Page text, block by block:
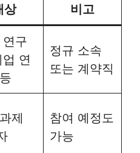
상 비고
구
연
정규 소속
또는 계약직
제
참여 예정도
가능